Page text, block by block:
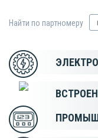
Найти по партномеру